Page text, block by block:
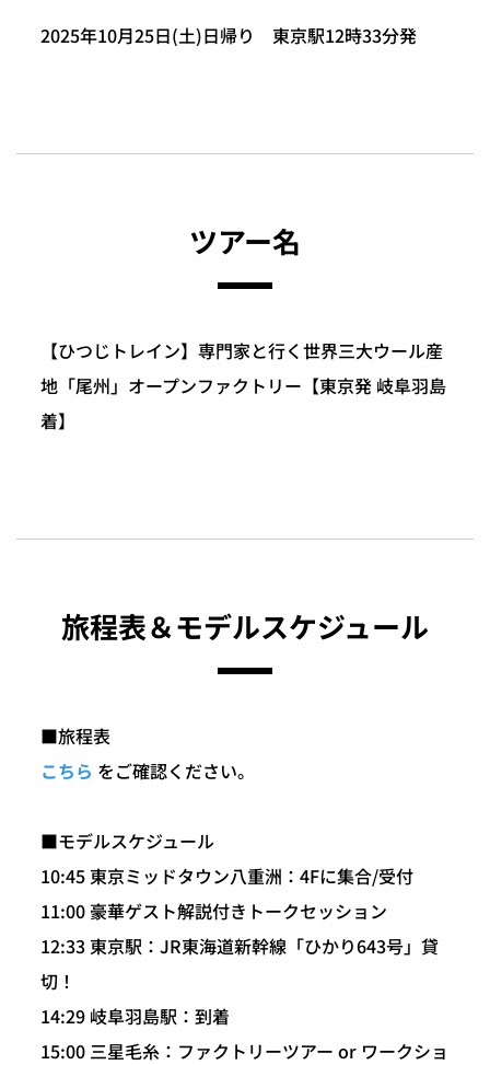
2025年10月25日(土)日帰り 東京駅12時33分発
ツアー名
【ひつじトレイン】専門家と行く世界三大ウール産
地「尾州」オープンファクトリー【東京発 岐阜羽島
着】
旅程表＆モデルスケジュール
■旅程表
こちら をご確認ください。
■モデルスケジュール
10:45 東京ミッドタウン八重洲：4Fに集合/受付
11:00 豪華ゲスト解説付きトークセッション
12:33 東京駅：JR東海道新幹線「ひかり643号」貸
切！
14:29 岐阜羽島駅：到着
15:00 三星毛糸：ファクトリーツアー or ワークショ